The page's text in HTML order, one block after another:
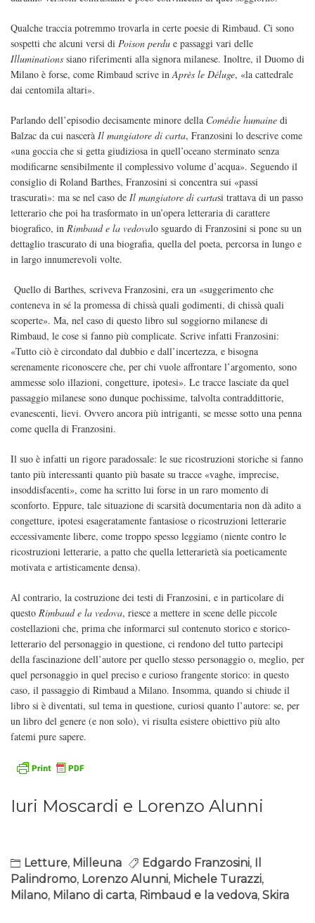
Qualche traccia potremmo trovarla in certe poesie di Rimbaud. Ci sono
sospetti che alcuni versi di Poison perdu e passaggi vari delle
Illuminations siano riferimenti alla signora milanese. Inoltre, il Duomo di
Milano è forse, come Rimbaud scrive in Après le Déluge, «la cattedrale
dai centomila altari».
Parlando dell’episodio decisamente minore della Comédie humaine di
Balzac da cui nascerà Il mangiatore di carta, Franzosini lo descrive come
«una goccia che si getta giudiziosa in quell’oceano sterminato senza
modificarne sensibilmente il complessivo volume d’acqua». Seguendo il
consiglio di Roland Barthes, Franzosini si concentra sui «passi
trascurati»: ma se nel caso de Il mangiatore di cartasi trattava di un passo
letterario che poi ha trasformato in un’opera letteraria di carattere
biografico, in Rimbaud e la vedovalo sguardo di Franzosini si pone su un
dettaglio trascurato di una biografia, quella del poeta, percorsa in lungo e
in largo innumerevoli volte.
Quello di Barthes, scriveva Franzosini, era un «suggerimento che
conteneva in sé la promessa di chissà quali godimenti, di chissà quali
scoperte». Ma, nel caso di questo libro sul soggiorno milanese di
Rimbaud, le cose si fanno più complicate. Scrive infatti Franzosini:
«Tutto ciò è circondato dal dubbio e dall’incertezza, e bisogna
serenamente riconoscere che, per chi vuole affrontare l’argomento, sono
ammesse solo illazioni, congetture, ipotesi». Le tracce lasciate da quel
passaggio milanese sono dunque pochissime, talvolta contraddittorie,
evanescenti, lievi. Ovvero ancora più intriganti, se messe sotto una penna
come quella di Franzosini.
Il suo è infatti un rigore paradossale: le sue ricostruzioni storiche si fanno
tanto più interessanti quanto più basate su tracce «vaghe, imprecise,
insoddisfacenti», come ha scritto lui forse in un raro momento di
sconforto. Eppure, tale situazione di scarsità documentaria non dà adito a
congetture, ipotesi esageratamente fantasiose o ricostruzioni letterarie
eccessivamente libere, come troppo spesso leggiamo (niente contro le
ricostruzioni letterarie, a patto che quella letterarietà sia poeticamente
motivata e artisticamente densa).
Al contrario, la costruzione dei testi di Franzosini, e in particolare di
questo Rimbaud e la vedova, riesce a mettere in scene delle piccole
costellazioni che, prima che informarci sul contenuto storico e storico-
letterario del personaggio in questione, ci rendono del tutto partecipi
della fascinazione dell’autore per quello stesso personaggio o, meglio, per
quel personaggio in quel preciso e curioso frangente storico: in questo
caso, il passaggio di Rimbaud a Milano. Insomma, quando si chiude il
libro si è diventati, sul tema in questione, curiosi quanto l’autore: se, per
un libro del genere (e non solo), vi risulta esistere obiettivo più alto
fatemi pure sapere.
Iuri Moscardi e Lorenzo Alunni
Letture, Milleuna Edgardo Franzosini, Il
Palindromo, Lorenzo Alunni, Michele Turazzi,
Milano, Milano di carta, Rimbaud e la vedova, Skira